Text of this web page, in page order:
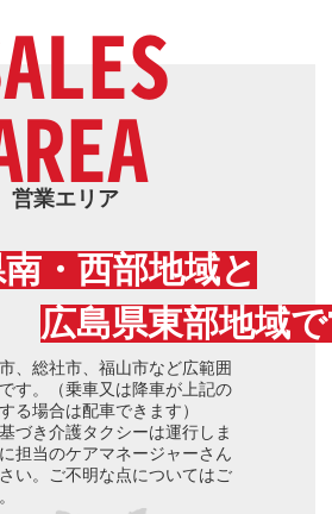
営業エリア
・西部地域と
広島県東部地域
、総社市、福山市など広範囲
す。（乗車又は降車が上記の
る場合は配車できます）
づき介護タクシーは運行しま
担当のケアマネージャーさん
い。ご不明な点についてはご